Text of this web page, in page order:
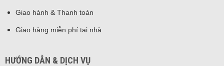
Giao hành & Thanh toán
Giao hàng miễn phí tại nhà
HƯỚNG DẪN & DỊCH VỤ